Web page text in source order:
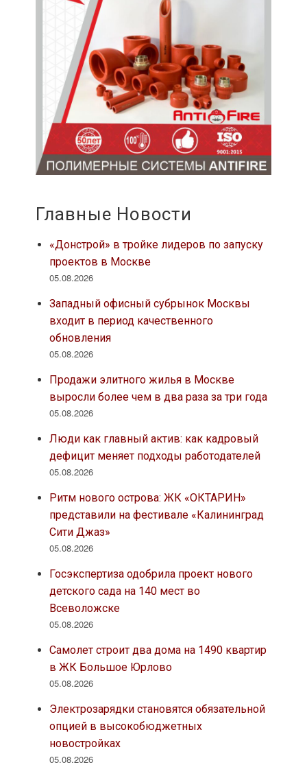
Главные Новости
«Донстрой» в тройке лидеров по запуску
проектов в Москве
05.08.2026
Западный офисный субрынок Москвы
входит в период качественного
обновления
05.08.2026
Продажи элитного жилья в Москве
выросли более чем в два раза за три года
05.08.2026
Люди как главный актив: как кадровый
дефицит меняет подходы работодателей
05.08.2026
Ритм нового острова: ЖК «ОКТАРИН»
представили на фестивале «Калининград
Сити Джаз»
05.08.2026
Госэкспертиза одобрила проект нового
детского сада на 140 мест во
Всеволожске
05.08.2026
Самолет строит два дома на 1490 квартир
в ЖК Большое Юрлово
05.08.2026
Электрозарядки становятся обязательной
опцией в высокобюджетных
новостройках
05.08.2026